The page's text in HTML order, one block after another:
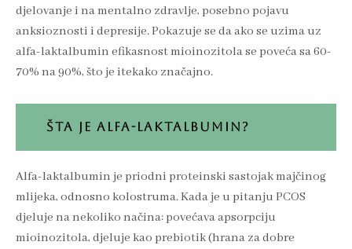
djelovanje i na mentalno zdravlje, posebno pojavu
anksioznosti i depresije. Pokazuje se da ako se uzima uz
alfa-laktalbumin efikasnost mioinozitola se poveća sa 60-
70% na 90%, što je itekako značajno.
ŠTA JE ALFA-LAKTALBUMIN?
Alfa-laktalbumin je priodni proteinski sastojak majčinog
mlijeka, odnosno kolostruma. Kada je u pitanju PCOS
djeluje na nekoliko načina: povećava apsorpciju
mioinozitola, djeluje kao prebiotik (hrana za dobre